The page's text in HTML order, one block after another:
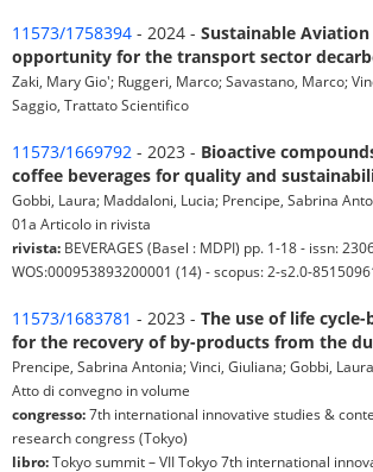
11573/1758394 - 2024 - Sustainable Aviation
opportunity for the transport sector
Zaki, Mary Gio'; Ruggeri, Marco; Savastano, Marco;
Saggio, Trattato Scientifico
11573/1669792 - 2023 - Bioactive
coffee beverages for quality and
Gobbi, Laura; Maddaloni, Lucia; Prencipe, Sabrina
01a Articolo in rivista
rivista: BEVERAGES (Basel : MDPI) pp. 1-18 - issn:
WOS:000953893200001 (14) - scopus: 2-s2.0-
11573/1683781 - 2023 - The use of life
for the recovery of by-products from the
Prencipe, Sabrina Antonia; Vinci, Giuliana; Gobbi,
Atto di convegno in volume
congresso:7th international innovative studies &
research congress (Tokyo)
libro:Tokyo summit – VII Tokyo 7th international